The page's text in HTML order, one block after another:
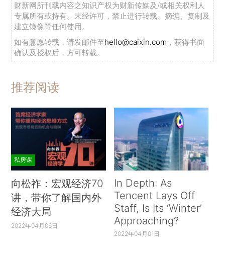
财新网所刊载内容之知识产权为财新传媒及/或相关权利人
专属所有或持有。未经许可，禁止进行转载、摘编、复制及
建立镜像等任何使用。
如有意愿转载，请发邮件至hello@caixin.com ，获得书面
确认及授权后，方可转载。
推荐阅读
私房课
向松祚：宏观经济70
讲，带你了解国内外
经济大局
2022年04月06日
In Depth: As
Tencent Lays Off
Staff, Is Its ‘Winter’
Approaching?
2022年04月01日